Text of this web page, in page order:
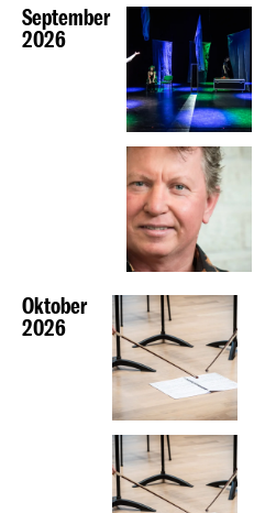
September
2026
Oktober
2026